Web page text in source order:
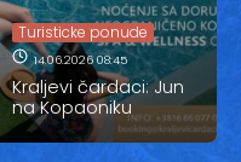
Turisticke ponude
14.06.2026 08:45
Kraljevi čardaci: Jun
na Kopaoniku